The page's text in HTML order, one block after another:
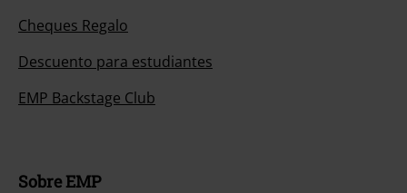
Cheques Regalo
Descuento para estudiantes
EMP Backstage Club
Sobre EMP